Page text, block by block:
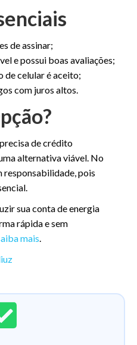
de assinar;
e possui boas avaliações;
de celular é aceito;
com juros altos.
de crédito
alternativa viável. No
responsabilidade, pois
sua conta de energia
rápida e sem
mais.